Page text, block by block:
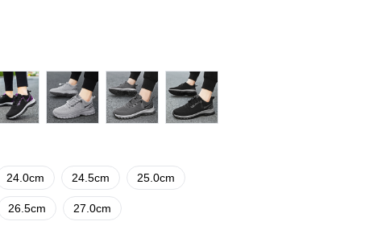
24.0cm 24.5cm 25.0cm
26.5cm 27.0cm